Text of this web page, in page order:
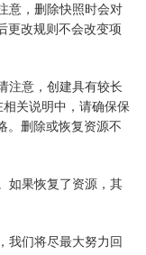
意，删除快照时会对
更改规则不会改变项
注意，创建具有较长
关说明中，请确保保
。删除或恢复资源不
如果恢复了资源，其
我们将尽最大努力回